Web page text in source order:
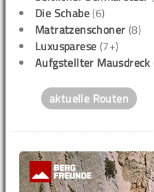
Die Schabe (6)
Matratzenschoner (8)
Luxusparese (7+)
Aufgstellter Mausdreck
aktuelle Routen